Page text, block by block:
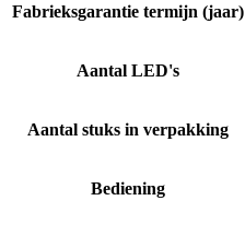
Fabrieksgarantie termijn (jaar)
Aantal LED's
Aantal stuks in verpakking
Bediening